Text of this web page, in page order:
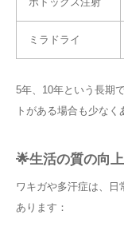
ミラドライ
5年、10年という長期
トがある場合も少なく
🌟生活の質の向上
ワキガや多汗症は、日
あります：